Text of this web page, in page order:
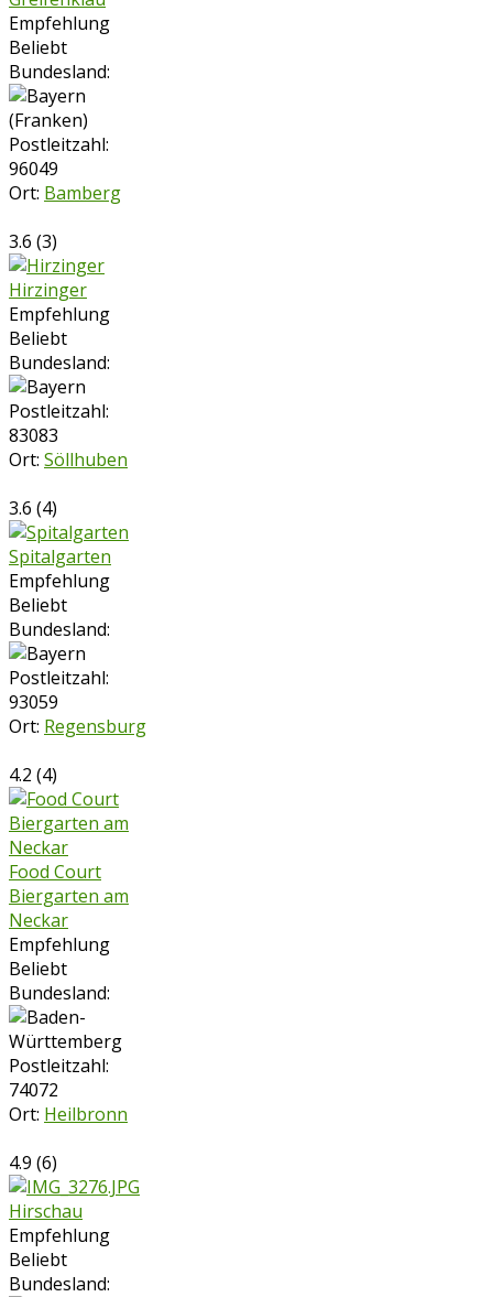
Empfehlung
Beliebt
Bundesland:
Postleitzahl:
96049
Ort: Bamberg
3.6 (3)
Hirzinger
Empfehlung
Beliebt
Bundesland:
Postleitzahl:
83083
Ort: Söllhuben
3.6 (4)
Spitalgarten
Empfehlung
Beliebt
Bundesland:
Postleitzahl:
93059
Ort: Regensburg
4.2 (4)
Food Court
Biergarten am
Neckar
Empfehlung
Beliebt
Bundesland:
Postleitzahl:
74072
Ort: Heilbronn
4.9 (6)
Hirschau
Empfehlung
Beliebt
Bundesland: